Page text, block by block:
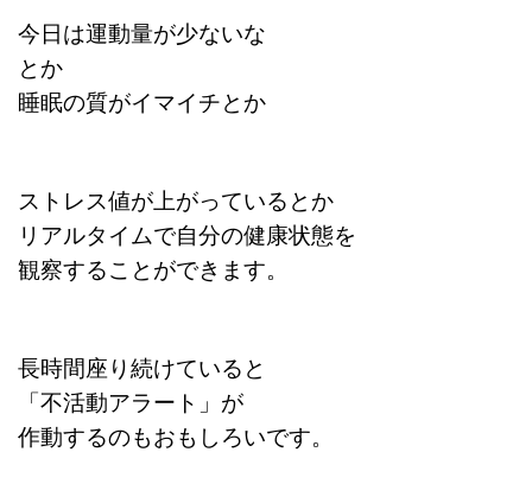
今日は運動量が少ないな
とか
睡眠の質がイマイチとか
ストレス値が上がっているとか
リアルタイムで自分の健康状態を
観察することができます。
長時間座り続けていると
「不活動アラート」が
作動するのもおもしろいです。